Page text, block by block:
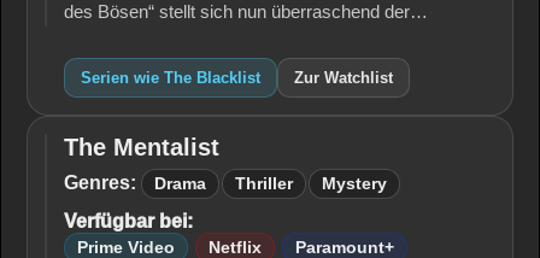
des Bösen“ stellt sich nun überraschend der…
Serien wie The Blacklist Zur Watchlist
The
Mentalist
The Mentalist
Genres: Drama Thriller Mystery
Verfügbar bei:
Prime Video Netflix Paramount+